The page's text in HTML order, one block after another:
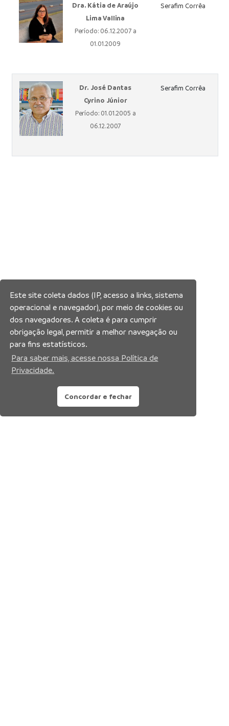
Dra. Kátia de Araújo
Lima Vallina
Período: 06.12.2007 a
01.01.2009
Serafim Corrêa
Dr. José Dantas
Cyrino Júnior
Período: 01.01.2005 a
06.12.2007
Serafim Corrêa
Este site coleta dados (IP, acesso a links, sistema
operacional e navegador), por meio de cookies ou
dos navegadores. A coleta é para cumprir
obrigação legal, permitir a melhor navegação ou
para fins estatísticos.
Para saber mais, acesse nossa Política de
Privacidade.
Concordar e fechar